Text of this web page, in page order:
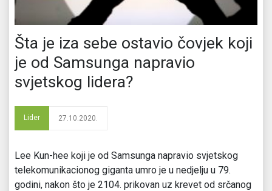
Šta je iza sebe ostavio čovjek koji
je od Samsunga napravio
svjetskog lidera?
Lider 27.10.2020.
Lee Kun-hee koji je od Samsunga napravio svjetskog
telekomunikacionog giganta umro je u nedjelju u 79.
godini, nakon što je 2104. prikovan uz krevet od srčanog